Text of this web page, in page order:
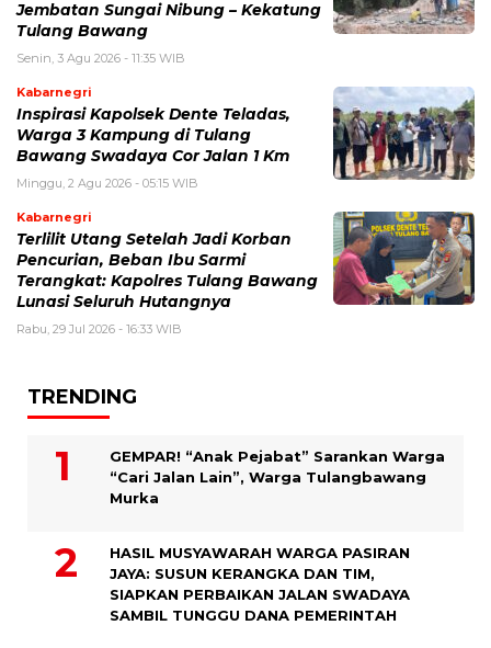
Jembatan Sungai Nibung – Kekatung
Tulang Bawang
Senin, 3 Agu 2026 - 11:35 WIB
Kabarnegri
Inspirasi Kapolsek Dente Teladas,
Warga 3 Kampung di Tulang
Bawang Swadaya Cor Jalan 1 Km
Minggu, 2 Agu 2026 - 05:15 WIB
Kabarnegri
Terlilit Utang Setelah Jadi Korban
Pencurian, Beban Ibu Sarmi
Terangkat: Kapolres Tulang Bawang
Lunasi Seluruh Hutangnya
Rabu, 29 Jul 2026 - 16:33 WIB
TRENDING
GEMPAR! “Anak Pejabat” Sarankan Warga
“Cari Jalan Lain”, Warga Tulangbawang
Murka
HASIL MUSYAWARAH WARGA PASIRAN
JAYA: SUSUN KERANGKA DAN TIM,
SIAPKAN PERBAIKAN JALAN SWADAYA
SAMBIL TUNGGU DANA PEMERINTAH